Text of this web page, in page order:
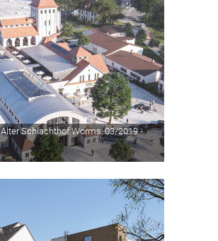
Schlachthof Worms, 03/2019 -